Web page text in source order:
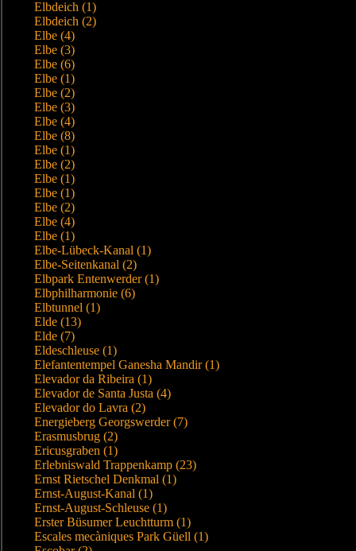
Elbdeich (1)
Elbdeich (2)
Elbe (4)
Elbe (3)
Elbe (6)
Elbe (1)
Elbe (2)
Elbe (3)
Elbe (4)
Elbe (8)
Elbe (1)
Elbe (2)
Elbe (1)
Elbe (1)
Elbe (2)
Elbe (4)
Elbe (1)
Elbe-Lübeck-Kanal (1)
Elbe-Seitenkanal (2)
Elbpark Entenwerder (1)
Elbphilharmonie (6)
Elbtunnel (1)
Elde (13)
Elde (7)
Eldeschleuse (1)
Elefantentempel Ganesha Mandir (1)
Elevador da Ribeira (1)
Elevador de Santa Justa (4)
Elevador do Lavra (2)
Energieberg Georgswerder (7)
Erasmusbrug (2)
Ericusgraben (1)
Erlebniswald Trappenkamp (23)
Ernst Rietschel Denkmal (1)
Ernst-August-Kanal (1)
Ernst-August-Schleuse (1)
Erster Büsumer Leuchtturm (1)
Escales mecàniques Park Güell (1)